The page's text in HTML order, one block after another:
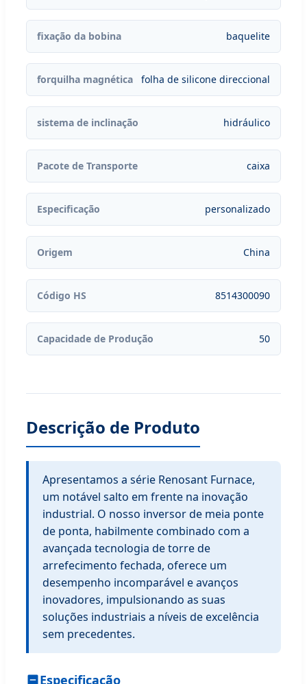
fixação da bobina baquelite
forquilha magnética folha de silicone direccional
sistema de inclinação hidráulico
Pacote de Transporte caixa
Especificação personalizado
Origem China
Código HS 8514300090
Capacidade de Produção 50
Descrição de Produto
Apresentamos a série Renosant Furnace,
um notável salto em frente na inovação
industrial. O nosso inversor de meia ponte
de ponta, habilmente combinado com a
avançada tecnologia de torre de
arrefecimento fechada, oferece um
desempenho incomparável e avanços
inovadores, impulsionando as suas
soluções industriais a níveis de excelência
sem precedentes.
Especificação